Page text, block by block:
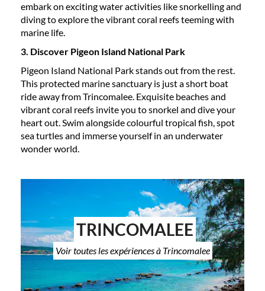
embark on exciting water activities like snorkelling and
diving to explore the vibrant coral reefs teeming with
marine life.
3. Discover Pigeon Island National Park
Pigeon Island National Park stands out from the rest.
This protected marine sanctuary is just a short boat
ride away from Trincomalee. Exquisite beaches and
vibrant coral reefs invite you to snorkel and dive your
heart out. Swim alongside colourful tropical fish, spot
sea turtles and immerse yourself in an underwater
wonder world.
TRINCOMALEE
Voir toutes les expériences à Trincomalee